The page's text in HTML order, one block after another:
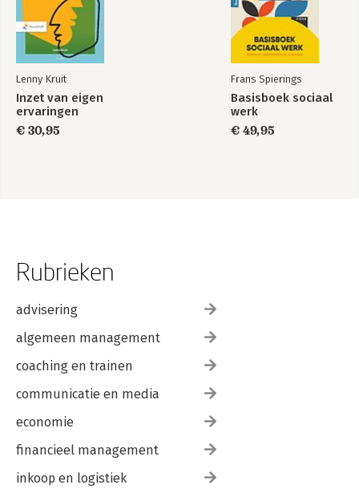
Kaarten
Register
Lenny Kruit
Inzet van eigen
ervaringen
€ 30,95
Frans Spierings
Basisboek sociaal
werk
€ 49,95
Rubrieken
advisering
algemeen management
coaching en trainen
communicatie en media
economie
financieel management
inkoop en logistiek